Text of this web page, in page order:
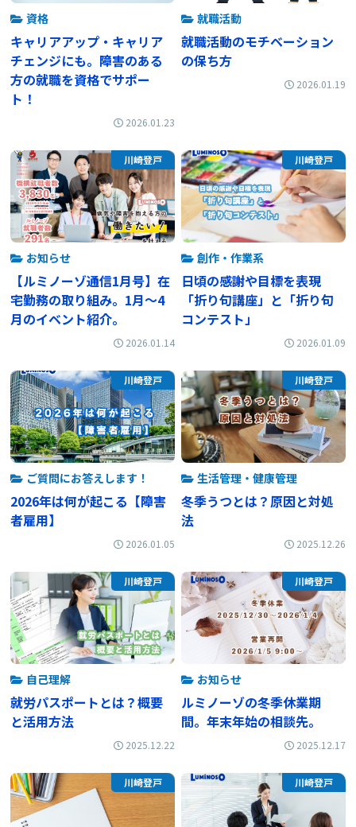
資格
キャリアアップ・キャリア
チェンジにも。障害のある
方の就職を資格でサポー
ト！
2026.01.23
就職活動
就職活動のモチベーション
の保ち方
2026.01.19
川崎登戸
お知らせ
【ルミノーゾ通信1月号】在
宅勤務の取り組み。1月〜4
月のイベント紹介。
2026.01.14
川崎登戸
創作・作業系
日頃の感謝や目標を表現
「折り句講座」と「折り句
コンテスト」
2026.01.09
川崎登戸
ご質問にお答えします！
2026年は何が起こる【障害
者雇用】
2026.01.05
川崎登戸
生活管理・健康管理
冬季うつとは？原因と対処
法
2025.12.26
川崎登戸
自己理解
就労パスポートとは？概要
と活用方法
2025.12.22
川崎登戸
お知らせ
ルミノーゾの冬季休業期
間。年末年始の相談先。
2025.12.17
川崎登戸 川崎登戸